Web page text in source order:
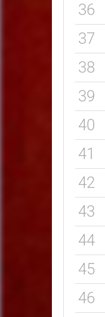
36
37
38
39
40
41
42
43
44
45
46